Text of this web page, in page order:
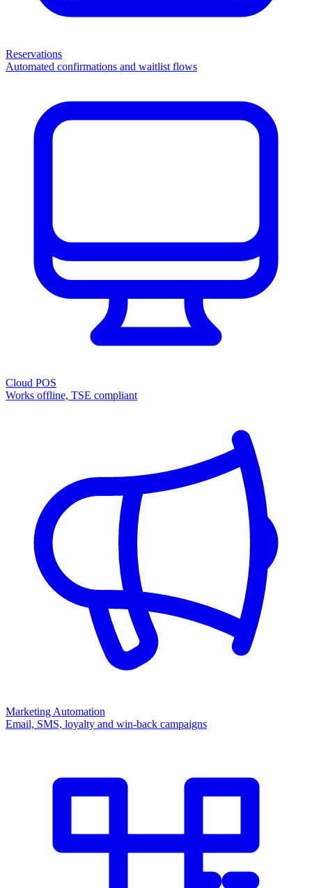
Reservations
Automated confirmations and waitlist flows
Cloud POS
Works offline, TSE compliant
Marketing Automation
Email, SMS, loyalty and win-back campaigns